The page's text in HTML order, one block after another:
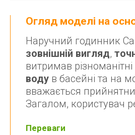
Огляд моделі на
Наручний годинник
зовнішній вигляд,
витримав
воду в басейні та на
вважається
Загалом, користувач
Переваги